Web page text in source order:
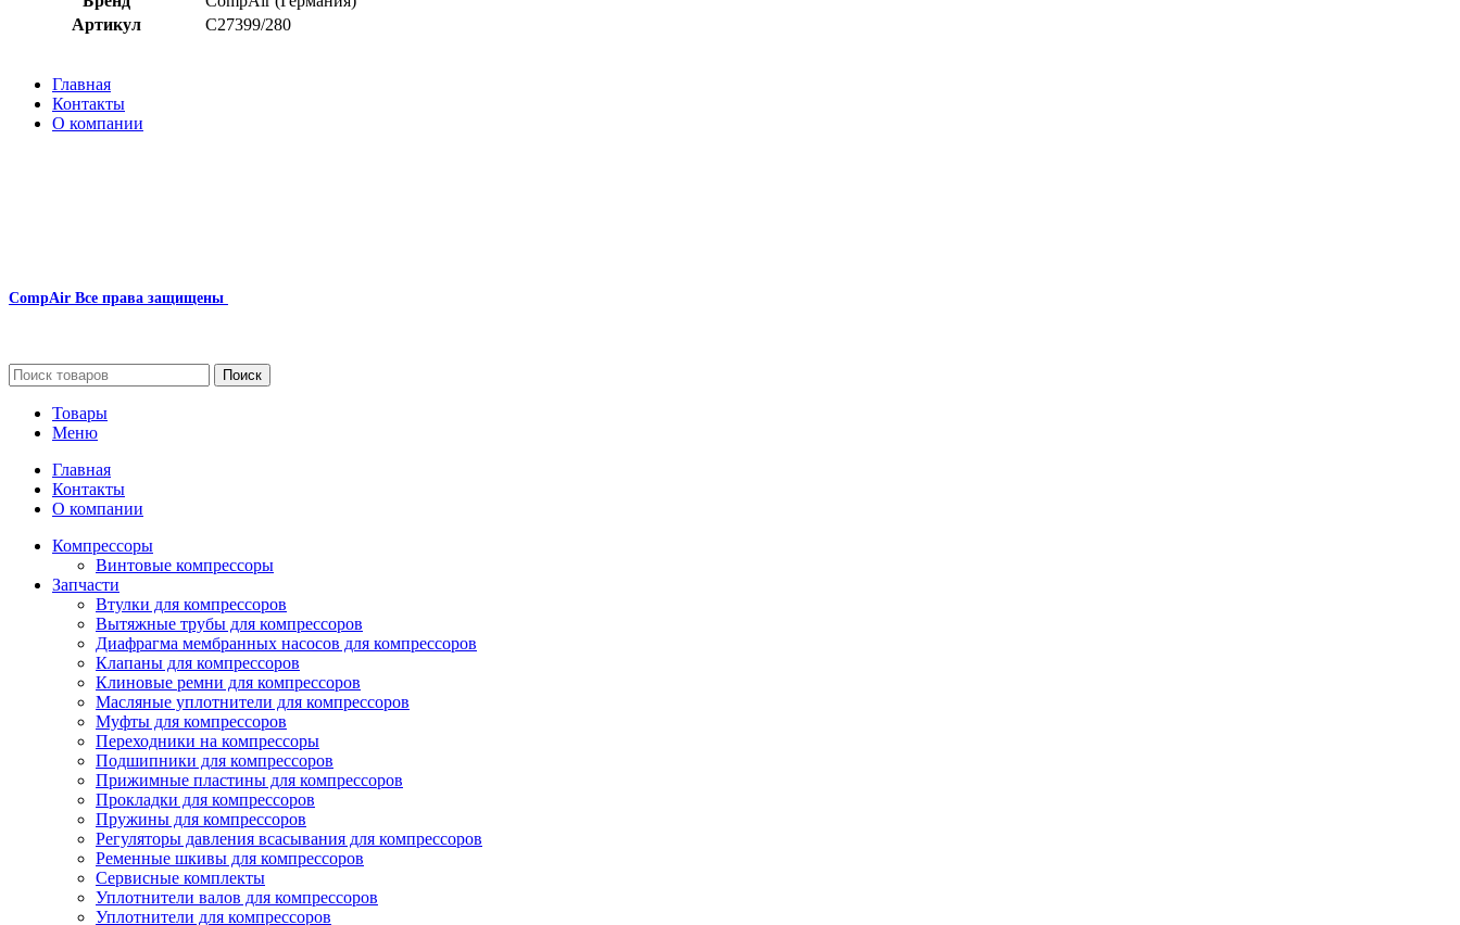
Артикул
C27399/280
Главная
Контакты
О компании
CompAir Все права защищены
Поиск
Товары
Меню
Главная
Контакты
О компании
Компрессоры
Винтовые компрессоры
Запчасти
Втулки для компрессоров
Вытяжные трубы для компрессоров
Диафрагма мембранных насосов для компрессоров
Клапаны для компрессоров
Клиновые ремни для компрессоров
Масляные уплотнители для компрессоров
Муфты для компрессоров
Переходники на компрессоры
Подшипники для компрессоров
Прижимные пластины для компрессоров
Прокладки для компрессоров
Пружины для компрессоров
Регуляторы давления всасывания для компрессоров
Ременные шкивы для компрессоров
Сервисные комплекты
Уплотнители валов для компрессоров
Уплотнители для компрессоров